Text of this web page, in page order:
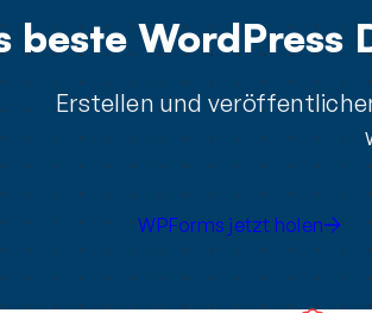
beste
Erstellen und
WPForms jetzt holen